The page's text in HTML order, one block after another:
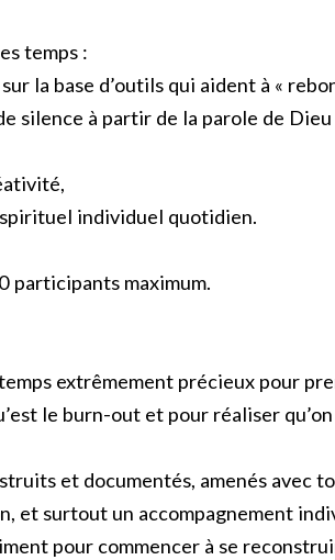
temps :
la base d’outils qui aident à «
silence à partir de la parole de
spirituel individuel quotidien.
participants maximum.
extrêmement précieux pour
le burn-out et pour réaliser
et documentés, amenés avec
et surtout un accompagnement
pour commencer à se